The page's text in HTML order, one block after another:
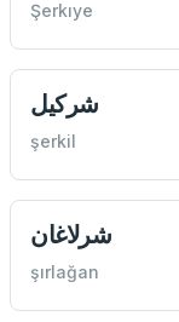
Şerkıye
شركيل
şerkil
شرلاغان
şırlağan